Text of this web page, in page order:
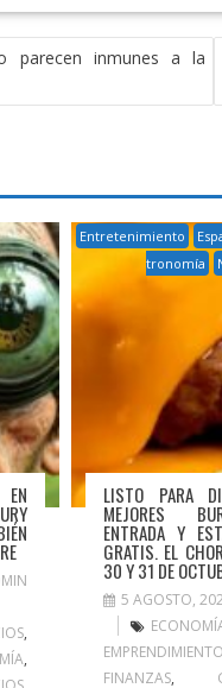
parecen inmunes a la
,
,
Entretenimiento
tronomía
LISTO PARA
MEJORES
ENTRADA Y
GRATIS. EL
30 Y 31 DE
5 AGOSTO,
EMPRENDIMIENTO
FINANZAS,